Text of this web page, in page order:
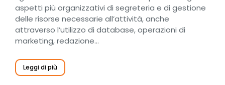
aspetti più organizzativi di segreteria e di gestione
delle risorse necessarie all’attività, anche
attraverso l’utilizzo di database, operazioni di
marketing, redazione…
Leggi di più